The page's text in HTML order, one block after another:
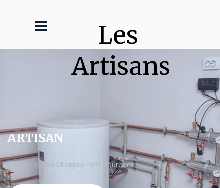
Les
Artisans
ARTISAN
chaudière fioul Chappee Petit Couronne